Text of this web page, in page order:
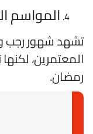
المواسم
شهور رجب
لكنها